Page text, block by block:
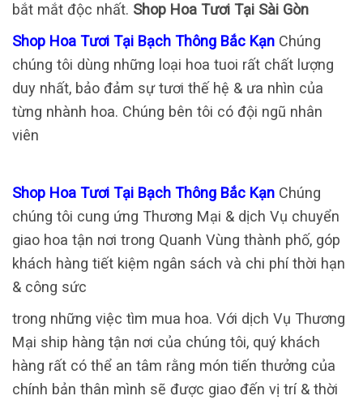
bắt mắt độc nhất. Shop Hoa Tươi Tại Sài Gòn
Shop Hoa Tươi Tại Bạch Thông Bắc Kạn Chúng
chúng tôi dùng những loại hoa tuoi rất chất lượng
duy nhất, bảo đảm sự tươi thế hệ & ưa nhìn của
từng nhành hoa. Chúng bên tôi có đội ngũ nhân
viên
Shop Hoa Tươi Tại Bạch Thông Bắc Kạn Chúng
chúng tôi cung ứng Thương Mại & dịch Vụ chuyển
giao hoa tận nơi trong Quanh Vùng thành phố, góp
khách hàng tiết kiệm ngân sách và chi phí thời hạn
& công sức
trong những việc tìm mua hoa. Với dịch Vụ Thương
Mại ship hàng tận nơi của chúng tôi, quý khách
hàng rất có thể an tâm rằng món tiến thưởng của
chính bản thân mình sẽ được giao đến vị trí & thời